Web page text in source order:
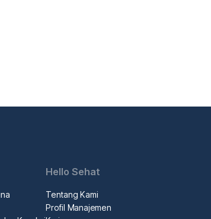
Hello Sehat
Tentang Kami
Profil Manajemen